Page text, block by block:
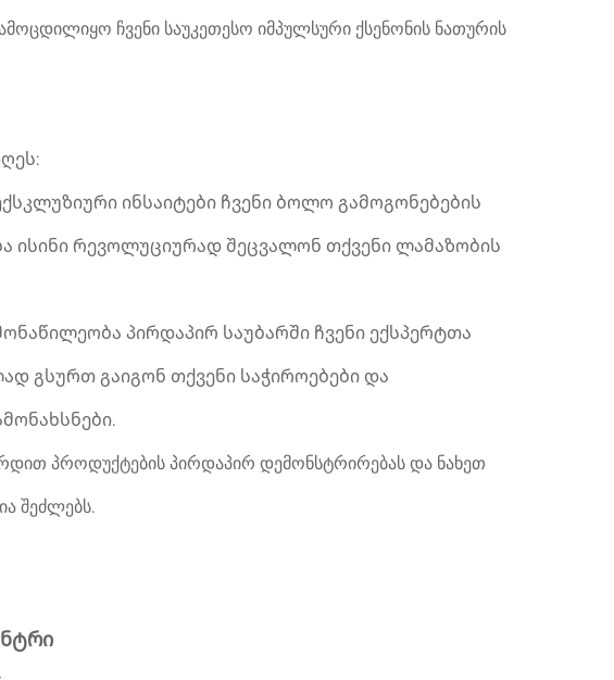
ჩვენი საუკეთესო იმპულსური ქსენონის ნათურის
ინსაიტები ჩვენი ბოლო გამოგონებების
ისინი რევოლუციურად შეცვალონ თქვენი ლამაზობის
პირდაპირ საუბარში ჩვენი ექსპერტთა
გსურთ გაიგონ თქვენი საჭიროებები და
პროდუქტების პირდაპირ დემონსტრირებას და ნახეთ
შეძლებს.